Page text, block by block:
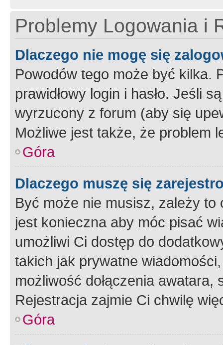
Problemy Logowania i
Dlaczego nie mogę się
Powodów tego może być kilka.
prawidłowy login i hasło. Jeśli
wyrzucony z forum (aby się
Możliwe jest także, że problem
Góra
Dlaczego muszę się
Być może nie musisz, zależy
jest konieczna aby móc pisać
umożliwi Ci dostęp do
takich jak prywatne
możliwość dołączenia
Rejestracja zajmie Ci chwilę
Góra